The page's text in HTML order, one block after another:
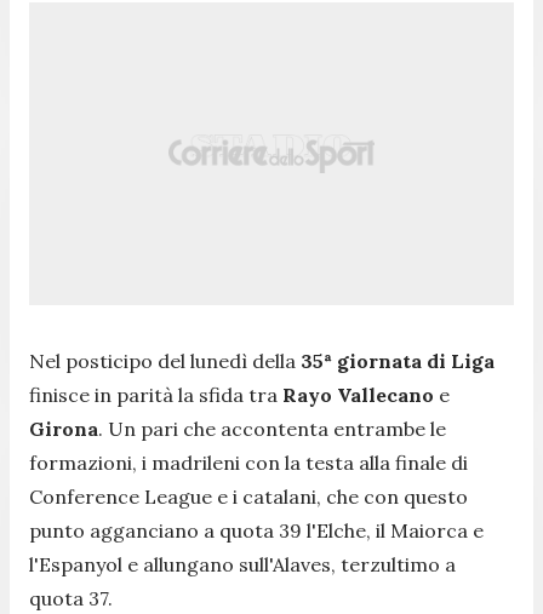
Nel posticipo del lunedì della 35ª giornata di Liga
finisce in parità la sfida tra Rayo Vallecano e
Girona. Un pari che accontenta entrambe le
formazioni, i madrileni con la testa alla finale di
Conference League e i catalani, che con questo
punto agganciano a quota 39 l'Elche, il Maiorca e
l'Espanyol e allungano sull'Alaves, terzultimo a
quota 37.